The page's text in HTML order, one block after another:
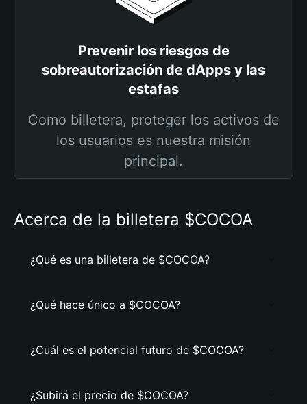
Prevenir los riesgos de
sobreautorización de dApps y las
estafas
Como billetera, proteger los activos de
los usuarios es nuestra misión
principal.
Acerca de la billetera $COCOA
¿Qué es una billetera de $COCOA?
¿Qué hace único a $COCOA?
¿Cuál es el potencial futuro de $COCOA?
¿Subirá el precio de $COCOA?